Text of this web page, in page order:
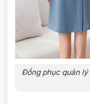
Đồng phục quản